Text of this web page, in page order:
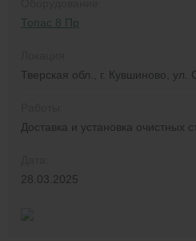
Топас 8 Пр
Тверская обл., г. Кувшиново, ул.
Доставка и установка очистных
28.03.2025